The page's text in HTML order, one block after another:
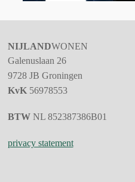
NIJLANDWONEN
Galenuslaan 26
9728 JB Groningen
KvK56978553
BTW NL 852387386B01
privacy statement